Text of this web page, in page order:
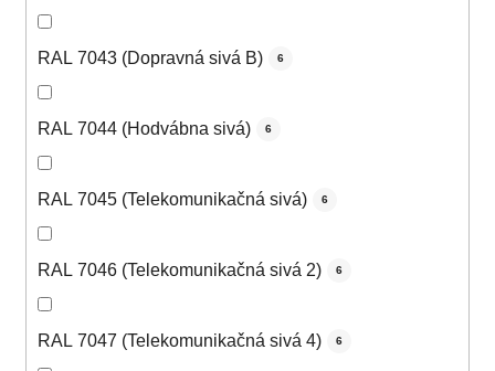
RAL 7043 (Dopravná sivá B) 6
RAL 7044 (Hodvábna sivá) 6
RAL 7045 (Telekomunikačná sivá) 6
RAL 7046 (Telekomunikačná sivá 2) 6
RAL 7047 (Telekomunikačná sivá 4) 6